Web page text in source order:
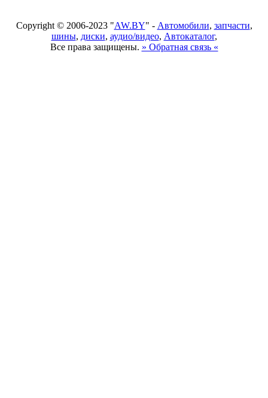
Copyright © 2006-2023 "AW.BY" - Автомобили, запчасти,
шины, диски, аудио/видео, Автокаталог,
Все права защищены. » Обратная связь «